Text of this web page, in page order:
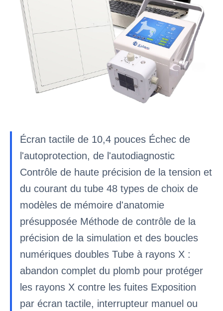
Écran tactile de 10,4 pouces Échec de
l'autoprotection, de l'autodiagnostic
Contrôle de haute précision de la tension et
du courant du tube 48 types de choix de
modèles de mémoire d'anatomie
présupposée Méthode de contrôle de la
précision de la simulation et des boucles
numériques doubles Tube à rayons X :
abandon complet du plomb pour protéger
les rayons X contre les fuites Exposition
par écran tactile, interrupteur manuel ou